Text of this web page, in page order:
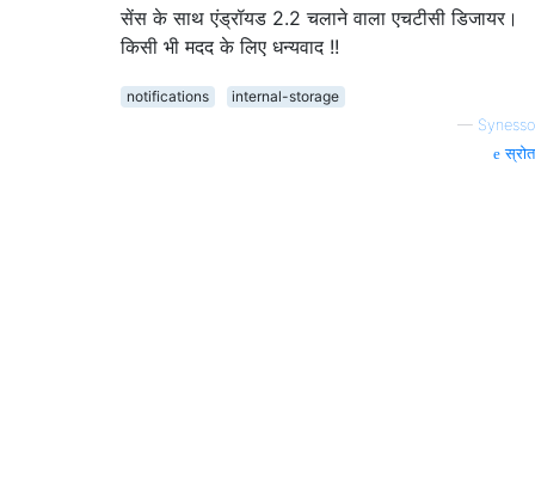
सेंस के साथ एंड्रॉयड 2.2 चलाने वाला एचटीसी डिजायर।
किसी भी मदद के लिए धन्यवाद !!
notifications
internal-storage
— Synesso
स्रोत